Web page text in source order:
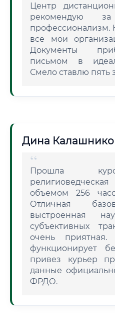
Центр
рекомендую
профессионализм.
все мои
Документы
письмом в
Смело ставлю пять
Дина
Прошла
объемом 256
Отличная
выстроенная
субъективных
очень
функционирует
привез курьер
данные
ФРДО.